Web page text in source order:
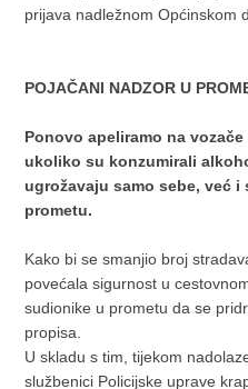
prijava nadležnom Općinskom
POJAČANI NADZOR U
Ponovo apeliramo na
ukoliko su konzumirali
ugrožavaju samo sebe, već
prometu.
Kako bi se smanjio broj
povećala sigurnost u
sudionike u prometu da se
propisa.
U skladu s tim, tijekom
službenici Policijske uprave